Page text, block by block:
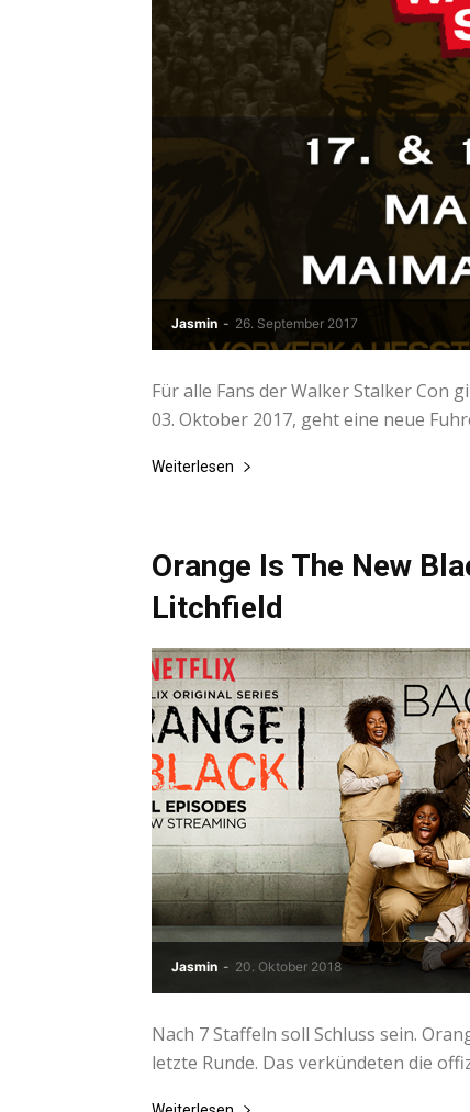
Jasmin - 26. September 2017
Für alle Fans der Walker Stalker Con
03. Oktober 2017, geht eine neue
Weiterlesen
Orange Is The New
Litchfield
Jasmin - 20. Oktober 2018
Nach 7 Staffeln soll Schluss sein.
letzte Runde. Das verkündeten die